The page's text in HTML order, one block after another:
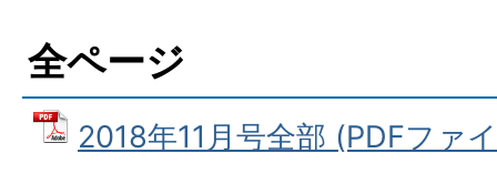
全ページ
2018年11月号全部 (PDFファ